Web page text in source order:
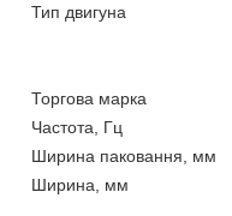
Тип двигуна
Торгова марка
Частота, Гц
Ширина паковання, мм
Ширина, мм